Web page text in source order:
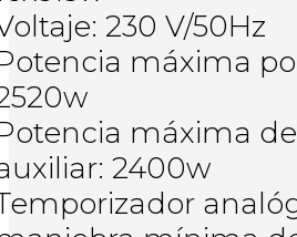
230 V/50Hz
máxima
máxima
2400w